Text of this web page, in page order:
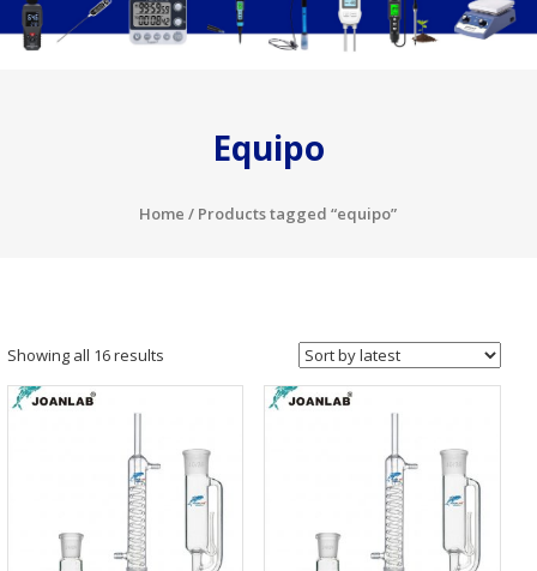
Equipo
Home / Products tagged “equipo”
Showing all 16 results